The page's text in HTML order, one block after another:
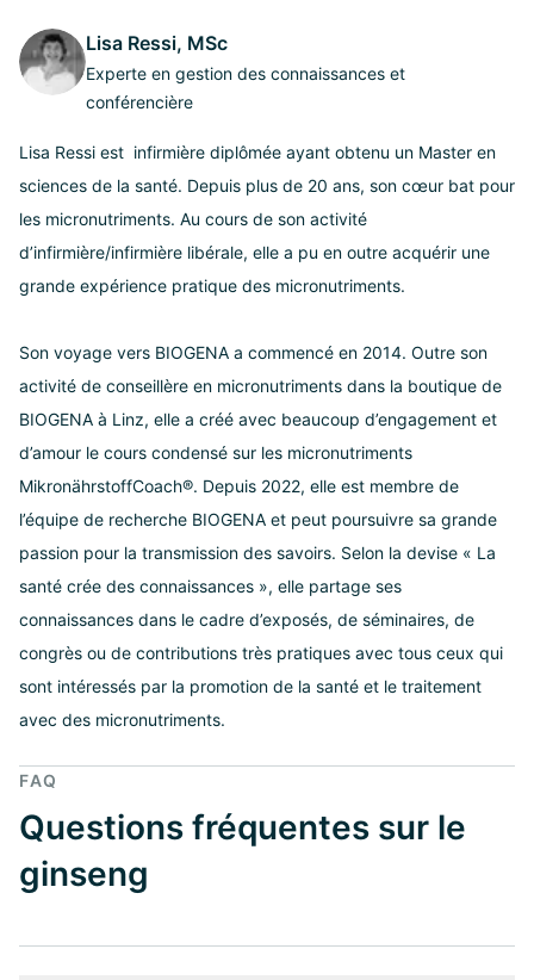
Lisa Ressi, MSc
Experte en gestion des connaissances et
conférencière
Lisa Ressi est infirmière diplômée ayant obtenu un Master en
sciences de la santé. Depuis plus de 20 ans, son cœur bat pour
les micronutriments. Au cours de son activité
d’infirmière/infirmière libérale, elle a pu en outre acquérir une
grande expérience pratique des micronutriments.
Son voyage vers BIOGENA a commencé en 2014. Outre son
activité de conseillère en micronutriments dans la boutique de
BIOGENA à Linz, elle a créé avec beaucoup d’engagement et
d’amour le cours condensé sur les micronutriments
MikronährstoffCoach®. Depuis 2022, elle est membre de
l’équipe de recherche BIOGENA et peut poursuivre sa grande
passion pour la transmission des savoirs. Selon la devise « La
santé crée des connaissances », elle partage ses
connaissances dans le cadre d’exposés, de séminaires, de
congrès ou de contributions très pratiques avec tous ceux qui
sont intéressés par la promotion de la santé et le traitement
avec des micronutriments.
FAQ
Questions fréquentes sur le
ginseng